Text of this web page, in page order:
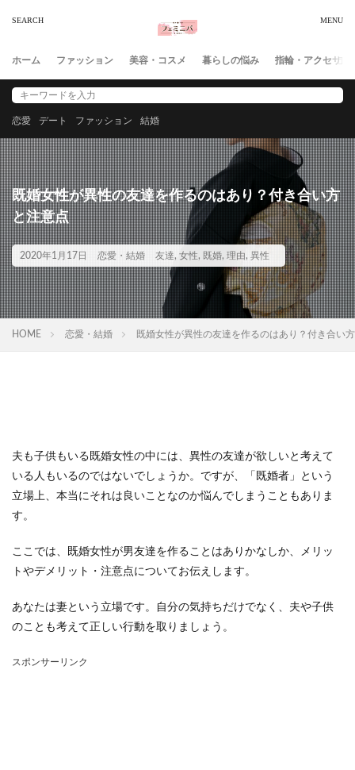
ホーム ファッション 美容・コスメ 暮らしの悩み 指輪・アクセサリ
恋愛 デート ファッション 結婚
既婚女性が異性の友達を作るのはあり？付き合い方
と注意点
2020年1月17日 恋愛・結婚 友達, 女性, 既婚, 理由, 異性
HOME 恋愛・結婚 既婚女性が異性の友達を作るのはあり？付き合い
夫も子供もいる既婚女性の中には、異性の友達が欲しいと考えて
いる人もいるのではないでしょうか。ですが、「既婚者」という
立場上、本当にそれは良いことなのか悩んでしまうこともありま
す。
ここでは、既婚女性が男友達を作ることはありかなしか、メリッ
トやデメリット・注意点についてお伝えします。
あなたは妻という立場です。自分の気持ちだけでなく、夫や子供
のことも考えて正しい行動を取りましょう。
スポンサーリンク